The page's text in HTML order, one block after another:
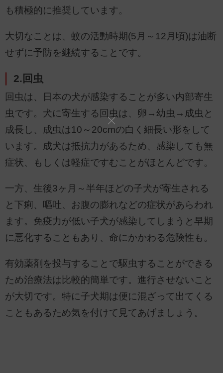
も積極的に推奨しています。
大切なことは、蚊の活動時期(5月～12月頃)は油断
せずに予防を継続することです。
2.回虫
回虫は、日本の犬が感染することが多い内部寄生
虫です。犬に寄生する回虫は、卵→幼虫→成虫と
成長し、成虫は10～20cmの白く細長い形をして
います。成犬は抵抗力があるため、感染しても無
症状、もしくは軽症ですむことがほとんどです。
一方、生後3ヶ月～半年ほどの子犬が寄生される
と下痢、嘔吐、お腹の膨れなどの症状があらわれ
ます。免疫力が低い子犬が感染してしまうと早期
に悪化することもあり、命にかかわる危険性も。
有効薬剤を投与することで駆虫することができる
ため治療法は比較的簡単です。進行させないこと
が大切です。特に子犬期は便に混ざって出てくる
こともあるため気を付けて見てあげましょう。